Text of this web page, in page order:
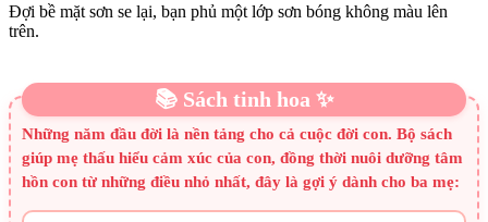
Đợi bề mặt sơn se lại, bạn phủ một lớp sơn bóng không màu lên
trên.
📚 Sách tinh hoa ✨
Những năm đầu đời là nền tảng cho cả cuộc đời con. Bộ sách
giúp mẹ thấu hiểu cảm xúc của con, đồng thời nuôi dưỡng tâm
hồn con từ những điều nhỏ nhất, đây là gợi ý dành cho ba mẹ: